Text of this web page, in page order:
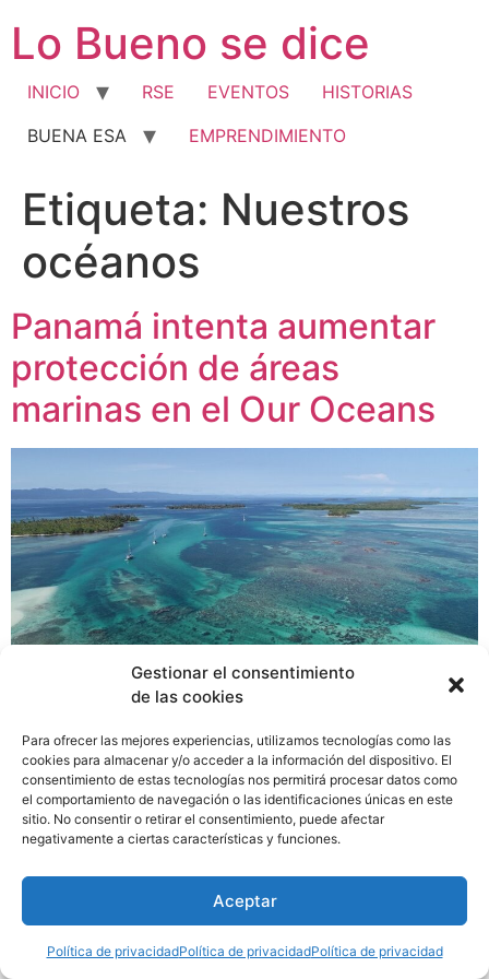
Gestionar el consentimiento
de las cookies
Para ofrecer las mejores experiencias, utilizamos tecnologías como las
cookies para almacenar y/o acceder a la información del dispositivo. El
consentimiento de estas tecnologías nos permitirá procesar datos como
el comportamiento de navegación o las identificaciones únicas en este
sitio. No consentir o retirar el consentimiento, puede afectar
negativamente a ciertas características y funciones.
Aceptar
Política de privacidadPolítica de privacidadPolítica de privacidad
contenido
Lo Bueno se dice
INICIO RSE EVENTOS
HISTORIAS
BUENA ESA
EMPRENDIMIENTO
Etiqueta: Nuestros
océanos
Panamá intenta aumentar
protección de áreas
marinas en el Our Oceans
Panamá será el primer país centroamericano en realizar
la conferencia Our Oceans-Nuestro Océano, uno de los
eventos más importantes en materia de protección
oceánica mundial.